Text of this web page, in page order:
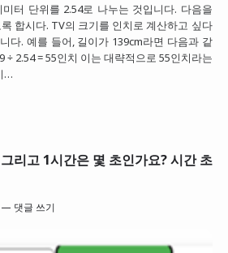
터 단위를 2.54로 나누는 것입니다. 다음을
합시다. TV의 크기를 인치로 계산하고 싶다
다. 예를 들어, 길이가 139cm라면 다음과 같
÷ 2.54 = 55인치 이는 대략적으로 55인치라는
…
리고 1시간은 몇 초인가요? 시간 초
댓글 쓰기